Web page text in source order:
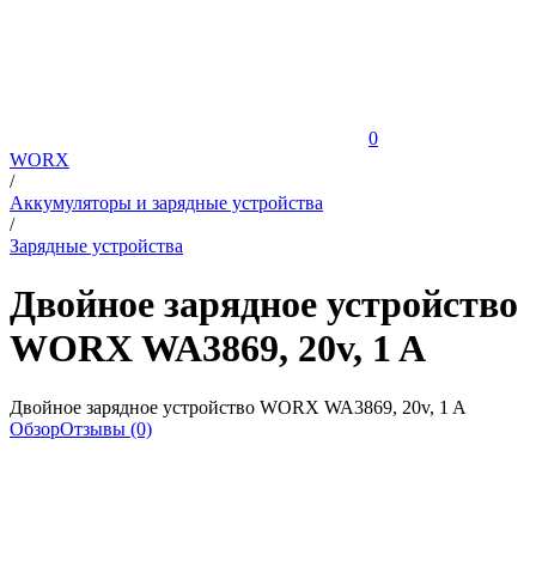
0
WORX
/
Аккумуляторы и зарядные устройства
/
Зарядные устройства
Двойное зарядное устройство
WORX WA3869, 20v, 1 A
Двойное зарядное устройство WORX WA3869, 20v, 1 A
ОбзорОтзывы (0)